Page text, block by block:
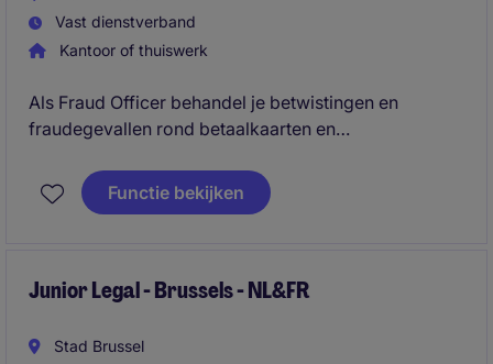
Vast dienstverband
Kantoor of thuiswerk
Als Fraud Officer behandel je betwistingen en
fraudegevallen rond betaalkaarten en
onderhoudt contact met klanten en draagt bij aan een
veilige en correcte verwerking van financiële
Functie bekijken
Junior Legal - Brussels - NL&FR
Stad Brussel